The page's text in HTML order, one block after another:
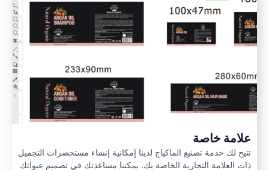
علامة خاصة
تتيح لك خدمة تصنيع الماكياج لدينا إمكانية إنشاء مستحضرات التجميل
ذات العلامة التجارية الخاصة بك. يمكننا مساعدتك في تصميم عبواتك